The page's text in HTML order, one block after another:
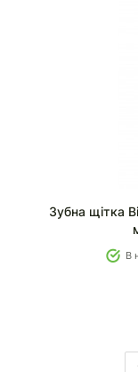
Зубна щітка
В